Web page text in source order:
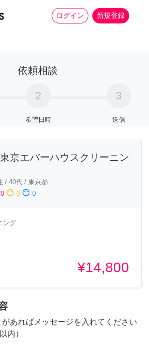
ログイン 新規登録
家事 more_horiz
依頼相談
2
希望日時
3
送信
京エバーハウスクリーニン
/ 40代 / 東京都
0 sentiment_neutral 0 sentiment_dissatisfied 0
ング
¥14,800
あればメッセージを入れてください
内）